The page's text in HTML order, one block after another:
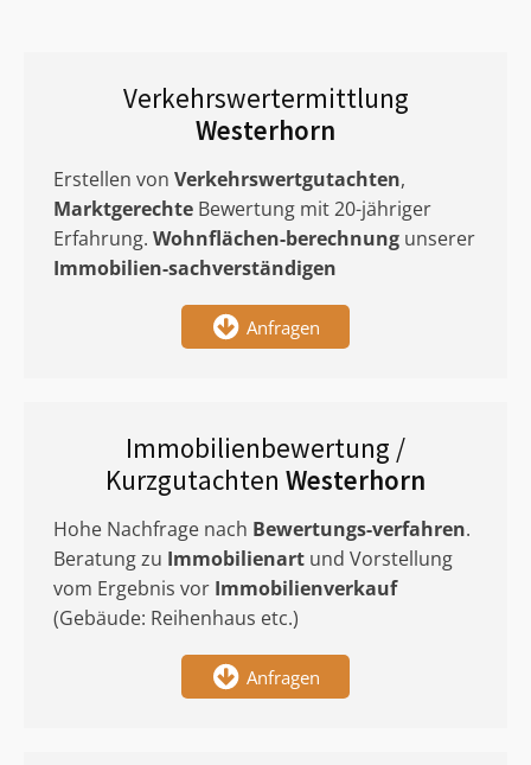
Verkehrswertermittlung
Westerhorn
Erstellen von Verkehrswertgutachten,
Marktgerechte Bewertung mit 20-jähriger
Erfahrung. Wohnflächen-berechnung unserer
Immobilien-sachverständigen
Anfragen
Immobilienbewertung /
Kurzgutachten Westerhorn
Hohe Nachfrage nach Bewertungs-verfahren.
Beratung zu Immobilienart und Vorstellung
vom Ergebnis vor Immobilienverkauf
(Gebäude: Reihenhaus etc.)
Anfragen